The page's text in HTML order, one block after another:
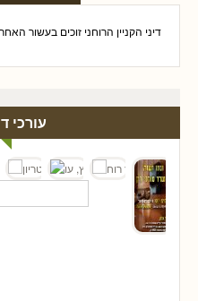
דיני הקניין הרוחני זוכים בעשור
עורכי